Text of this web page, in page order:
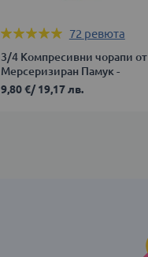
Оценка:
72 ревюта
3/4 Компресивни чорапи от
Мерсеризиран Памук -
Тъмносин
9,80 €/19,17 лв.